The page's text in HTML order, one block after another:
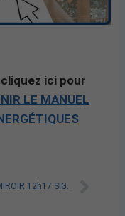
ici pour
LE MANUEL
HEURE MIROIR 12h17 SIGNIFICATION SPIRITUELLE [A LIRE]